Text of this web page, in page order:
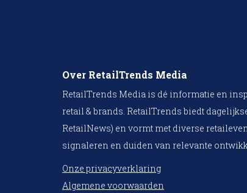
Over RetailTrends Media
RetailTrends Media is dé informatie en
retail & brands. RetailTrends biedt
RetailNews) en vormt met diverse
signaleren en duiden van relevante
Onze privacyverklaring
Algemene voorwaarden